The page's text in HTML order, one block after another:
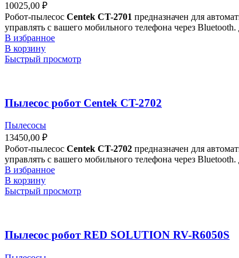
10025,00 ₽
Робот-пылесос Centek CT-2701 предназначен для
управлять с вашего мобильного телефона через
В избранное
В корзину
Быстрый просмотр
Пылесос робот Centek CT-2702
Пылесосы
13450,00 ₽
Робот-пылесос Centek CT-2702 предназначен для
управлять с вашего мобильного телефона через
В избранное
В корзину
Быстрый просмотр
Пылесос робот RED SOLUTION RV-R6050S